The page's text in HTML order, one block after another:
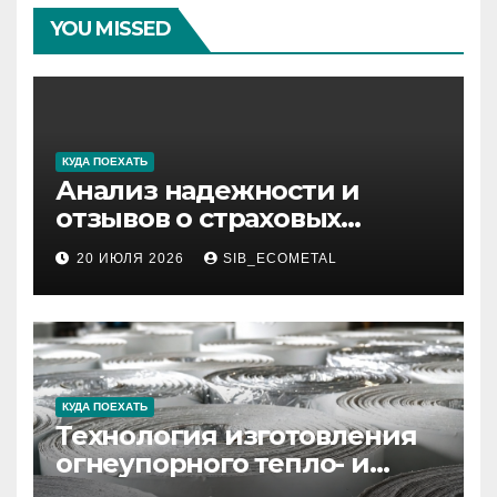
YOU MISSED
КУДА ПОЕХАТЬ
Анализ надежности и
отзывов о страховых
компаниях по итогам 2026
года
20 ИЮЛЯ 2026 SIB_ECOMETAL
КУДА ПОЕХАТЬ
Технология изготовления
огнеупорного тепло- и